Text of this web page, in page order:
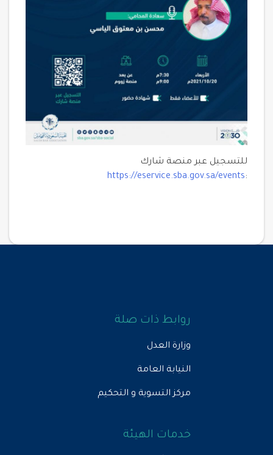
للتسجيل عبر منصة شارك
https://eservice.sba.gov.sa/events
روابط ذات صلة
وزارة العدل
النيابة العامة
مركز التسوية و التحكيم
خدمات الهيئة